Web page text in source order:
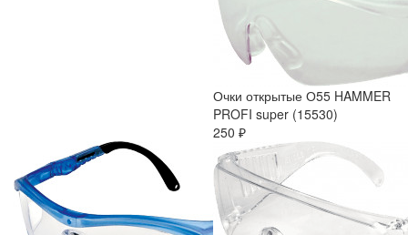
Очки открытые О55 HAMMER
PROFI super (15530)
250 ₽